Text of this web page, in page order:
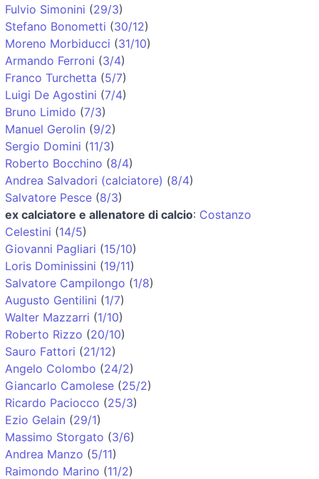
Fulvio Simonini (29/3)
Stefano Bonometti (30/12)
Moreno Morbiducci (31/10)
Armando Ferroni (3/4)
Franco Turchetta (5/7)
Luigi De Agostini (7/4)
Bruno Limido (7/3)
Manuel Gerolin (9/2)
Sergio Domini (11/3)
Roberto Bocchino (8/4)
Andrea Salvadori (calciatore) (8/4)
Salvatore Pesce (8/3)
ex calciatore e allenatore di calcio: Costanzo
Celestini (14/5)
Giovanni Pagliari (15/10)
Loris Dominissini (19/11)
Salvatore Campilongo (1/8)
Augusto Gentilini (1/7)
Walter Mazzarri (1/10)
Roberto Rizzo (20/10)
Sauro Fattori (21/12)
Angelo Colombo (24/2)
Giancarlo Camolese (25/2)
Ricardo Paciocco (25/3)
Ezio Gelain (29/1)
Massimo Storgato (3/6)
Andrea Manzo (5/11)
Raimondo Marino (11/2)